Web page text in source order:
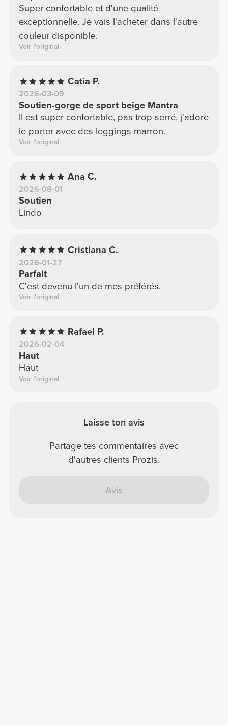
Super confortable et d'une qualité
exceptionnelle. Je vais l'acheter dans l'autre
couleur disponible.
Voir l'original
Catia P.
2026-03-09
Soutien-gorge de sport beige Mantra
Il est super confortable, pas trop serré, j'adore
le porter avec des leggings marron.
Voir l'original
Ana C.
2026-08-01
Soutien
Lindo
Cristiana C.
2026-01-27
Parfait
C'est devenu l'un de mes préférés.
Voir l'original
Rafael P.
2026-02-04
Haut
Haut
Voir l'original
Laisse ton avis
Partage tes commentaires avec
d'autres clients Prozis.
Avis